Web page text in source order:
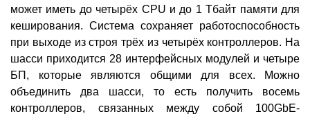
может иметь до четырёх CPU и до 1 Тбайт памяти для
кеширования. Система сохраняет работоспособность
при выходе из строя трёх из четырёх контроллеров. На
шасси приходится 28 интерфейсных модулей и четыре
БП, которые являются общими для всех. Можно
объединить два шасси, то есть получить восемь
контроллеров, связанных между собой 100GbE-